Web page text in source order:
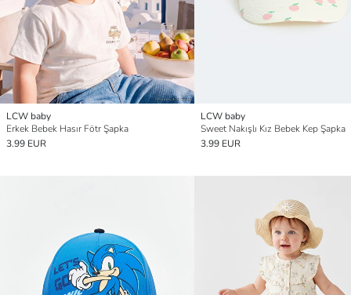
LCW baby
Erkek Bebek Hasır Fötr Şapka
3.99 EUR
LCW baby
Sweet Nakışlı Kız Bebek Kep Şapka
3.99 EUR